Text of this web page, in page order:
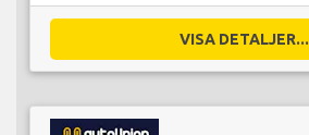
VISA DETALJER...